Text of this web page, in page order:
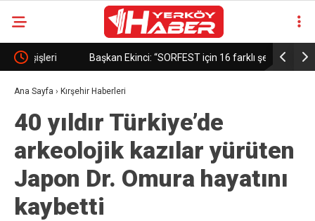
Başkan Ekinci: “SORFEST için 16 farklı şehirden
turlar düzenleniyor”
Ana Sayfa › Kırşehir Haberleri
40 yıldır Türkiye’de
arkeolojik kazılar yürüten
Japon Dr. Omura hayatını
kaybetti